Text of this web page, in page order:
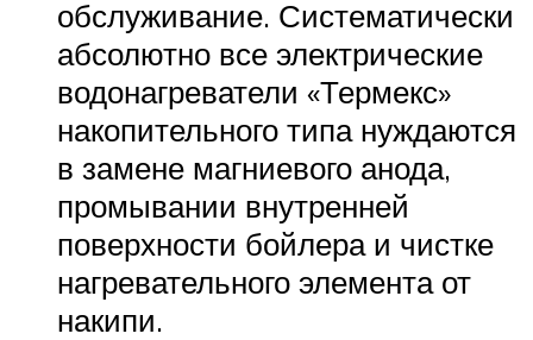
обслуживание. Систематически
абсолютно все электрические
водонагреватели «Термекс»
накопительного типа нуждаются
в замене магниевого анода,
промывании внутренней
поверхности бойлера и чистке
нагревательного элемента от
накипи.